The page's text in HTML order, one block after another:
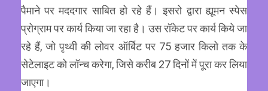
पैमाने पर मददगार साबित हो रहे हैं। इसरो द्वारा ह्यूमन स्पेस
प्रोग्राम पर कार्य किया जा रहा है। उस रॉकेट पर कार्य किये जा
रहे हैं, जो पृथ्वी की लोवर ऑर्बिट पर 75 हजार किलो तक के
सेटेलाइट को लॉन्च करेगा, जिसे करीब 27 दिनों में पूरा कर लिया
जाएगा।